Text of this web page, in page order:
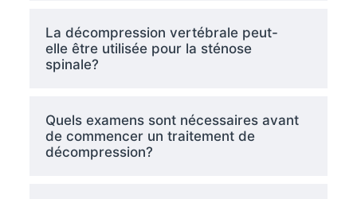
La décompression vertébrale peut-
elle être utilisée pour la sténose
spinale?
Quels examens sont nécessaires avant
de commencer un traitement de
décompression?